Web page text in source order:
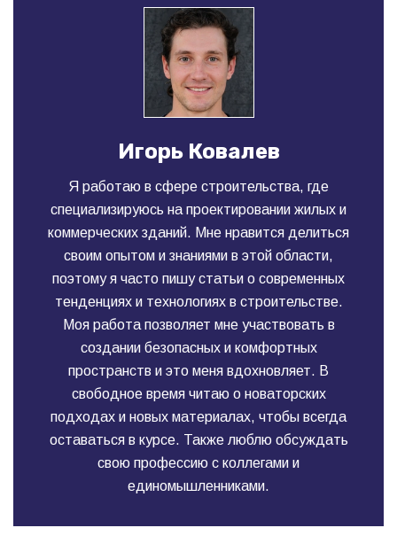
Игорь Ковалев
Я работаю в сфере строительства, где
специализируюсь на проектировании жилых и
коммерческих зданий. Мне нравится делиться
своим опытом и знаниями в этой области,
поэтому я часто пишу статьи о современных
тенденциях и технологиях в строительстве.
Моя работа позволяет мне участвовать в
создании безопасных и комфортных
пространств и это меня вдохновляет. В
свободное время читаю о новаторских
подходах и новых материалах, чтобы всегда
оставаться в курсе. Также люблю обсуждать
свою профессию с коллегами и
единомышленниками.